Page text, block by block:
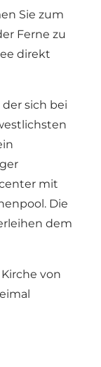
Sie zum
Ferne zu
direkt
sich bei
mit
Die
dem
Kirche von